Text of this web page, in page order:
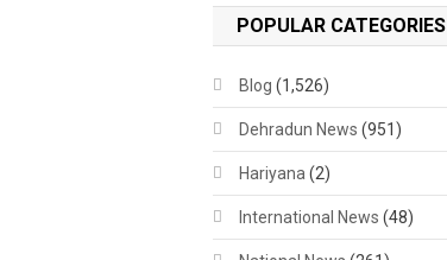
POPULAR CATEGORIES
Blog (1,526)
Dehradun News (951)
Hariyana (2)
International News (48)